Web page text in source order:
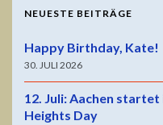
NEUESTE BEITRÄGE
Happy Birthday, Kate!
30. JULI 2026
12. Juli: Aachen
Heights Day